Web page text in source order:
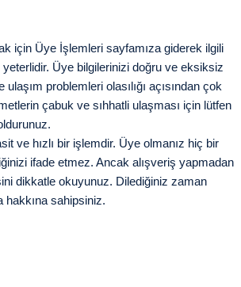
için Üye İşlemleri sayfamıza giderek ilgili
yeterlidir. Üye bilgilerinizi doğru ve eksiksiz
problemleri olasılığı açısından çok
çabuk ve sıhhatli ulaşması için lütfen
ve hızlı bir işlemdir. Üye olmanız hiç bir
ifade etmez. Ancak alışveriş yapmadan
dikkatle okuyunuz. Dilediğiniz zaman
hakkına sahipsiniz.